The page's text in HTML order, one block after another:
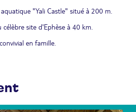
"Yali Castle" situé à 200 m.
site d'Ephèse à 40 km.
en famille.